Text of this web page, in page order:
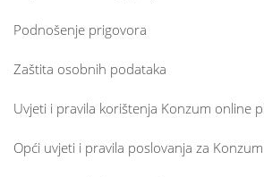
Podnošenje prigovora
Zaštita osobnih podataka
Uvjeti i pravila korištenja Konzum online
Opći uvjeti i pravila poslovanja za